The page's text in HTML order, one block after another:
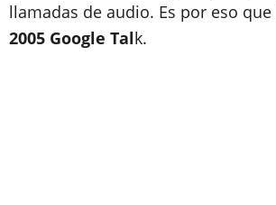
llamadas de audio. Es por eso que
2005 Google Talk.